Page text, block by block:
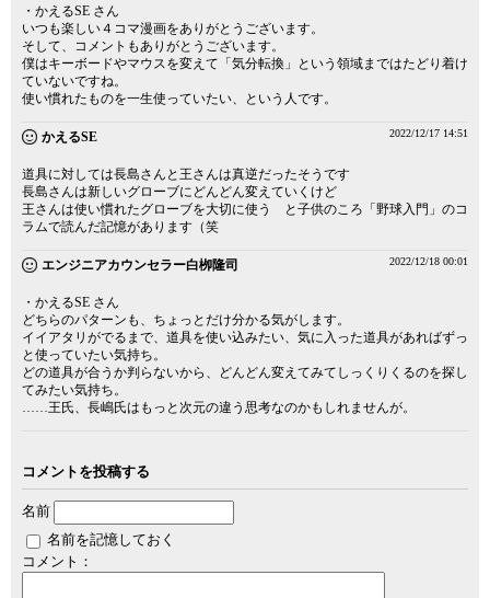
・かえるSE さん
いつも楽しい４コマ漫画をありがとうございます。
そして、コメントもありがとうございます。
僕はキーボードやマウスを変えて「気分転換」という領域まではたどり着け
ていないですね。
使い慣れたものを一生使っていたい、という人です。
かえるSE 2022/12/17 14:51
道具に対しては長島さんと王さんは真逆だったそうです
長島さんは新しいグローブにどんどん変えていくけど
王さんは使い慣れたグローブを大切に使う と子供のころ「野球入門」のコ
ラムで読んだ記憶があります（笑
エンジニアカウンセラー白栁隆司 2022/12/18 00:01
・かえるSE さん
どちらのパターンも、ちょっとだけ分かる気がします。
イイアタリがでるまで、道具を使い込みたい、気に入った道具があればずっ
と使っていたい気持ち。
どの道具が合うか判らないから、どんどん変えてみてしっくりくるのを探し
てみたい気持ち。
……王氏、長嶋氏はもっと次元の違う思考なのかもしれませんが。
コメントを投稿する
名前
名前を記憶しておく
コメント：